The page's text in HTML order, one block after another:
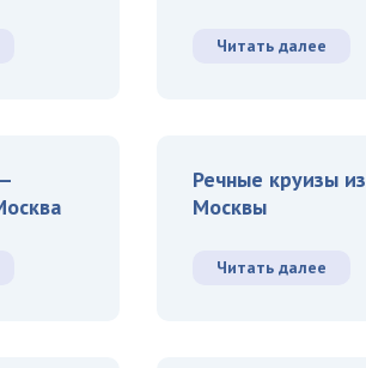
Читать далее
Речные круизы из
Москвы
Читать далее